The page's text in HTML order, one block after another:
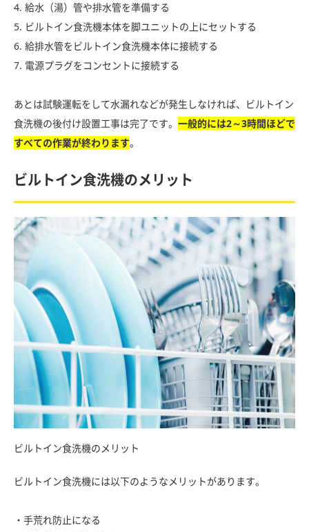
4. 給水（湯）管や排水管を準備する
5. ビルトイン食洗機本体を脚ユニットの上にセットする
6. 給排水管をビルトイン食洗機本体に接続する
7. 電源プラグをコンセントに接続する
あとは試験運転をして水漏れなどが発生しなければ、ビルトイン
食洗機の後付け設置工事は完了です。 一般的には2～3時間ほどで
すべての作業が終わります。
ビルトイン食洗機のメリット
ビルトイン食洗機のメリット
ビルトイン食洗機には以下のようなメリットがあります。
・手荒れ防止になる